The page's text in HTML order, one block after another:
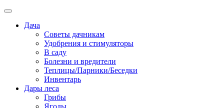
Дача
Советы дачникам
Удобрения и стимуляторы
В саду
Болезни и вредители
Теплицы/Парники/Беседки
Инвентарь
Дары леса
Грибы
Ягоды